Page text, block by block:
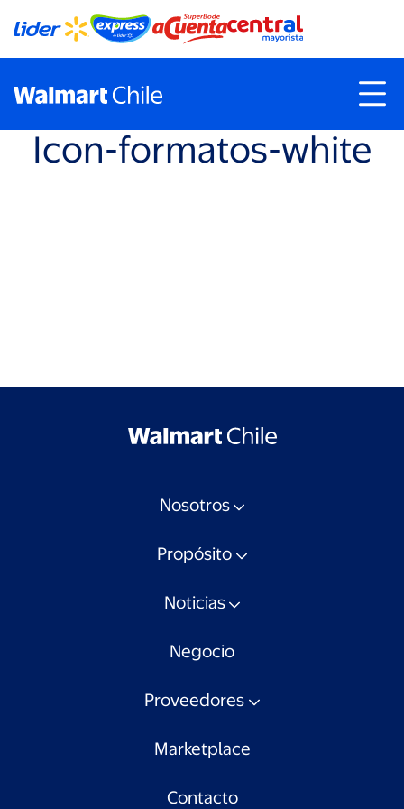
Icon-formatos-white
Nosotros
Propósito
Noticias
Negocio
Proveedores
Marketplace
Contacto